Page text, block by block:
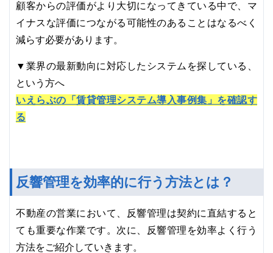
顧客からの評価がより大切になってきている中で、マ
イナスな評価につながる可能性のあることはなるべく
減らす必要があります。
▼業界の最新動向に対応したシステムを探している、
という方へ
いえらぶの「賃貸管理システム導入事例集」を確認す
る
反響管理を効率的に行う方法とは？
不動産の営業において、反響管理は契約に直結すると
ても重要な作業です。次に、反響管理を効率よく行う
方法をご紹介していきます。